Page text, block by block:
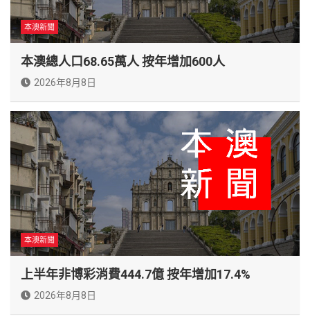
本澳新聞
本澳總人口68.65萬人 按年增加600人
2026年8月8日
本澳新聞
上半年非博彩消費444.7億 按年增加17.4%
2026年8月8日